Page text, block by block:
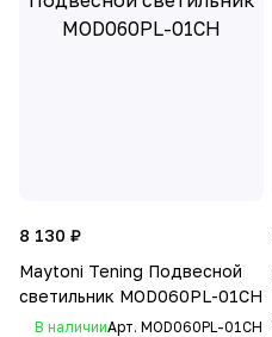
8 130 ₽
Maytoni Tening Подвесной
светильник MOD060PL-01CH
В наличииАрт. MOD060PL-01CH